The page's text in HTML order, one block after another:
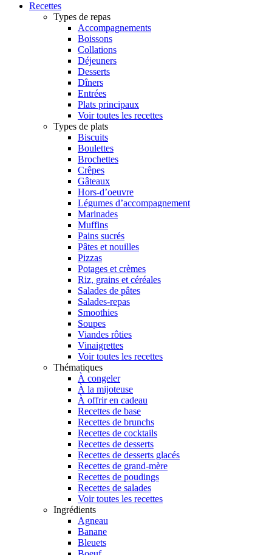
Recettes
Types de repas
Accompagnements
Boissons
Collations
Déjeuners
Desserts
Dîners
Entrées
Plats principaux
Voir toutes les recettes
Types de plats
Biscuits
Boulettes
Brochettes
Crêpes
Gâteaux
Hors-d’oeuvre
Légumes d’accompagnement
Marinades
Muffins
Pains sucrés
Pâtes et nouilles
Pizzas
Potages et crèmes
Riz, grains et céréales
Salades de pâtes
Salades-repas
Smoothies
Soupes
Viandes rôties
Vinaigrettes
Voir toutes les recettes
Thématiques
À congeler
À la mijoteuse
À offrir en cadeau
Recettes de base
Recettes de brunchs
Recettes de cocktails
Recettes de desserts
Recettes de desserts glacés
Recettes de grand-mère
Recettes de poudings
Recettes de salades
Voir toutes les recettes
Ingrédients
Agneau
Banane
Bleuets